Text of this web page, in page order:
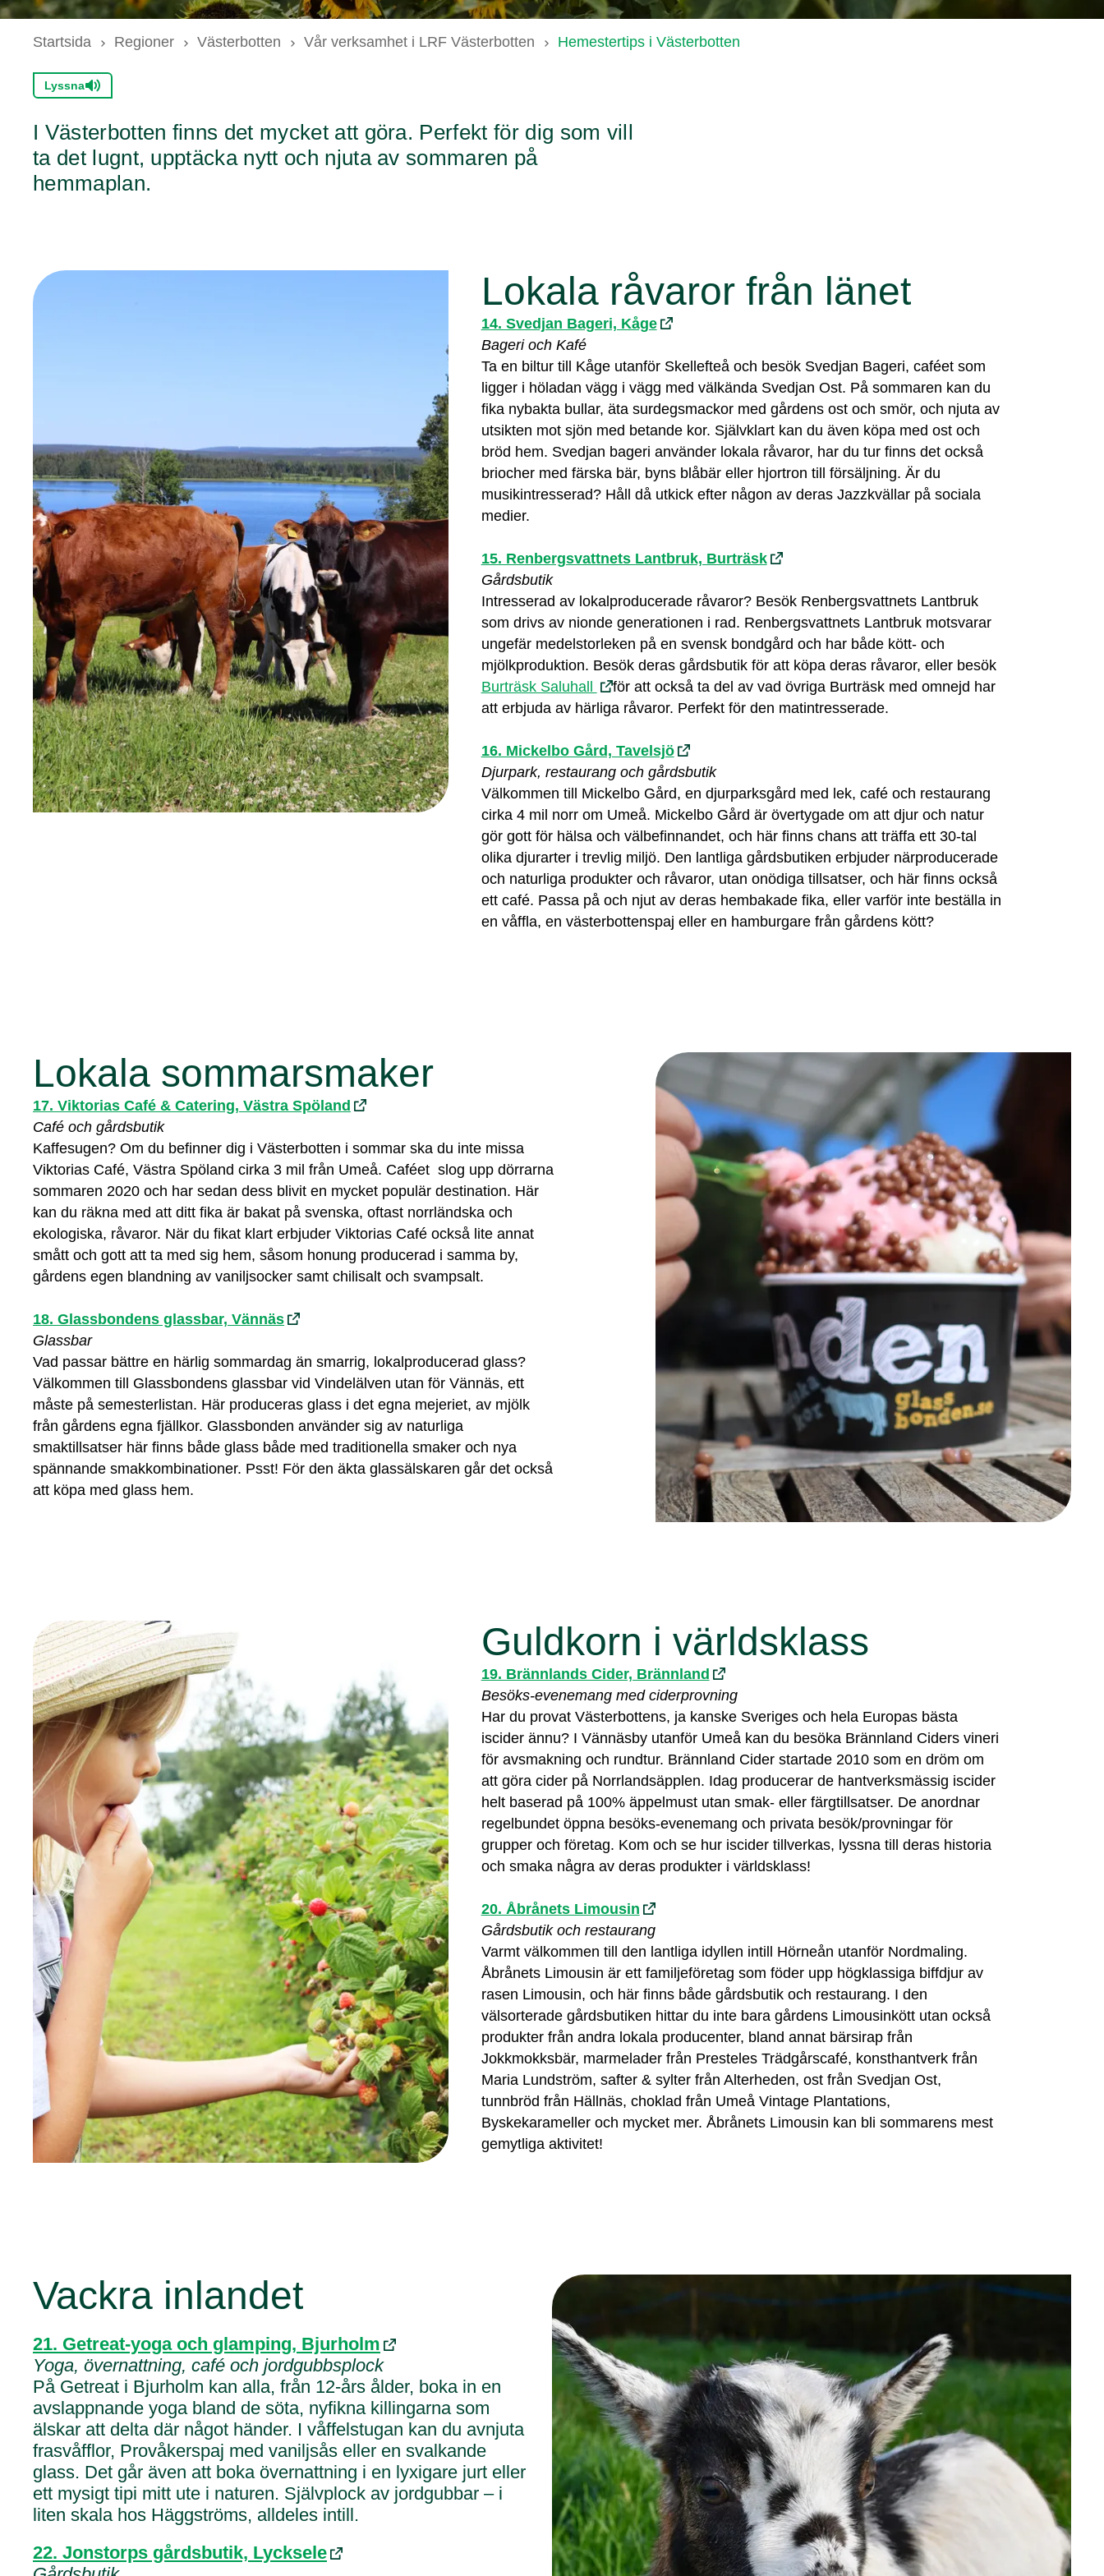
Startsida Regioner Västerbotten Vår verksamhet i LRF Västerbotten Hemestertips i Västerbotten
Lyssna
I Västerbotten finns det mycket att göra. Perfekt för dig som vill
ta det lugnt, upptäcka nytt och njuta av sommaren på
hemmaplan.
Lokala råvaror från länet
14. Svedjan Bageri, Kåge
Bageri och Kafé
Ta en biltur till Kåge utanför Skellefteå och besök Svedjan Bageri, caféet som
ligger i höladan vägg i vägg med välkända Svedjan Ost. På sommaren kan du
fika nybakta bullar, äta surdegsmackor med gårdens ost och smör, och njuta av
utsikten mot sjön med betande kor. Självklart kan du även köpa med ost och
bröd hem. Svedjan bageri använder lokala råvaror, har du tur finns det också
briocher med färska bär, byns blåbär eller hjortron till försäljning. Är du
musikintresserad? Håll då utkick efter någon av deras Jazzkvällar på sociala
medier.
15. Renbergsvattnets Lantbruk, Burträsk
Gårdsbutik
Intresserad av lokalproducerade råvaror? Besök Renbergsvattnets Lantbruk
som drivs av nionde generationen i rad. Renbergsvattnets Lantbruk motsvarar
ungefär medelstorleken på en svensk bondgård och har både kött- och
mjölkproduktion. Besök deras gårdsbutik för att köpa deras råvaror, eller besök
Burträsk Saluhall
för att också ta del av vad övriga Burträsk med omnejd har
att erbjuda av härliga råvaror. Perfekt för den matintresserade.
16. Mickelbo Gård, Tavelsjö
Djurpark, restaurang och gårdsbutik
Välkommen till Mickelbo Gård, en djurparksgård med lek, café och restaurang
cirka 4 mil norr om Umeå. Mickelbo Gård är övertygade om att djur och natur
gör gott för hälsa och välbefinnandet, och här finns chans att träffa ett 30-tal
olika djurarter i trevlig miljö. Den lantliga gårdsbutiken erbjuder närproducerade
och naturliga produkter och råvaror, utan onödiga tillsatser, och här finns också
ett café. Passa på och njut av deras hembakade fika, eller varför inte beställa in
en våffla, en västerbottenspaj eller en hamburgare från gårdens kött?
Lokala sommarsmaker
17. Viktorias Café & Catering, Västra Spöland
Café och gårdsbutik
Kaffesugen? Om du befinner dig i Västerbotten i sommar ska du inte missa
Viktorias Café, Västra Spöland cirka 3 mil från Umeå. Caféet slog upp dörrarna
sommaren 2020 och har sedan dess blivit en mycket populär destination. Här
kan du räkna med att ditt fika är bakat på svenska, oftast norrländska och
ekologiska, råvaror. När du fikat klart erbjuder Viktorias Café också lite annat
smått och gott att ta med sig hem, såsom honung producerad i samma by,
gårdens egen blandning av vaniljsocker samt chilisalt och svampsalt.
18. Glassbondens glassbar, Vännäs
Glassbar
Vad passar bättre en härlig sommardag än smarrig, lokalproducerad glass?
Välkommen till Glassbondens glassbar vid Vindelälven utan för Vännäs, ett
måste på semesterlistan. Här produceras glass i det egna mejeriet, av mjölk
från gårdens egna fjällkor. Glassbonden använder sig av naturliga
smaktillsatser här finns både glass både med traditionella smaker och nya
spännande smakkombinationer. Psst! För den äkta glassälskaren går det också
att köpa med glass hem.
Guldkorn i världsklass
19. Brännlands Cider, Brännland
Besöks-evenemang med ciderprovning
Har du provat Västerbottens, ja kanske Sveriges och hela Europas bästa
iscider ännu? I Vännäsby utanför Umeå kan du besöka Brännland Ciders vineri
för avsmakning och rundtur. Brännland Cider startade 2010 som en dröm om
att göra cider på Norrlandsäpplen. Idag producerar de hantverksmässig iscider
helt baserad på 100% äppelmust utan smak- eller färgtillsatser. De anordnar
regelbundet öppna besöks-evenemang och privata besök/provningar för
grupper och företag. Kom och se hur iscider tillverkas, lyssna till deras historia
och smaka några av deras produkter i världsklass!
20. Åbrånets Limousin
Gårdsbutik och restaurang
Varmt välkommen till den lantliga idyllen intill Hörneån utanför Nordmaling.
Åbrånets Limousin är ett familjeföretag som föder upp högklassiga biffdjur av
rasen Limousin, och här finns både gårdsbutik och restaurang. I den
välsorterade gårdsbutiken hittar du inte bara gårdens Limousinkött utan också
produkter från andra lokala producenter, bland annat bärsirap från
Jokkmokksbär, marmelader från Presteles Trädgårscafé, konsthantverk från
Maria Lundström, safter & sylter från Alterheden, ost från Svedjan Ost,
tunnbröd från Hällnäs, choklad från Umeå Vintage Plantations,
Byskekarameller och mycket mer. Åbrånets Limousin kan bli sommarens mest
gemytliga aktivitet!
Vackra inlandet
21. Getreat-yoga och glamping, Bjurholm
Yoga, övernattning, café och jordgubbsplock
På Getreat i Bjurholm kan alla, från 12-års ålder, boka in en
avslappnande yoga bland de söta, nyfikna killingarna som
älskar att delta där något händer. I våffelstugan kan du avnjuta
frasvåfflor, Provåkerspaj med vaniljsås eller en svalkande
glass. Det går även att boka övernattning i en lyxigare jurt eller
ett mysigt tipi mitt ute i naturen. Självplock av jordgubbar – i
liten skala hos Häggströms, alldeles intill.
22. Jonstorps gårdsbutik, Lycksele